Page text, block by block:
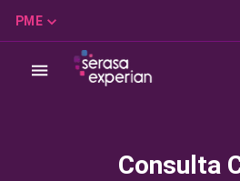
PME
Consulta